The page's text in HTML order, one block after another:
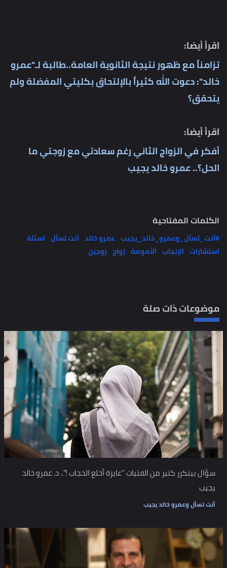
اقرأ أيضا:
تزامناً مع ظهور نتيجة الثانوية العامة..طالبة لـ"عمرو
خالد": دعوت الله كثيراً بالإلتحاق بكليتي المفضلة ولم
يتحقق؟
اقرأ أيضا:
أفكر في الزواج الثاني رغم سعادتي مع زوجتي ما
الحل؟.. عمرو خالد يجيب
الكلمات المفتاحية
#أنت_تسأل_وعمرو_خالد_يجيب عمرو خالد أنت تسأل اسئلة
استشارات الإنجاب الأمومة زواج زوجين
موضوعات ذات صلة
سؤال بيتكرر كتير من الفتيات "عايزة أخلع الحجاب !".. د. عمرو خالد
يجيب
أنت تسأل وعمرو خالد يجيب